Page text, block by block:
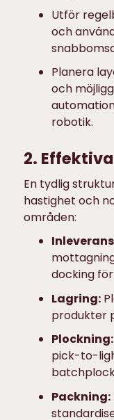
Utför
och
Planera
och
robotik.
2.
En tydlig
hastighet och
områden:
docking
Lagring:
produkter
Plockning:
pick-to-
Packning: